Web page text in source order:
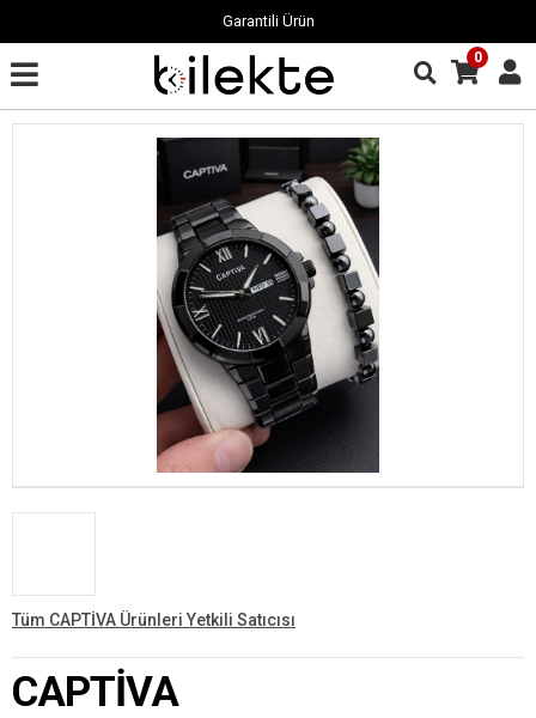
Garantili Ürün
0
Tüm CAPTİVA Ürünleri Yetkili Satıcısı
CAPTİVA